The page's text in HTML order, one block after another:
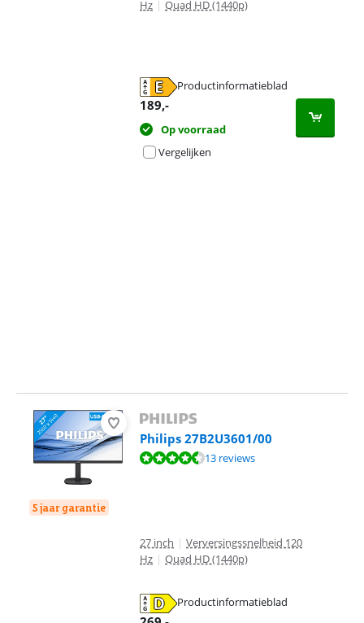
Hz | Quad HD (1440p)
Productinformatieblad
189,-
Op voorraad
Vergelijken
5 jaar garantie
Philips 27B2U3601/00
Beoordeling is 8,9 van de 10, gebaseerd op 13 reviews.
13 reviews
27 inch | Verversingssnelheid 120
Hz | Quad HD (1440p)
Productinformatieblad